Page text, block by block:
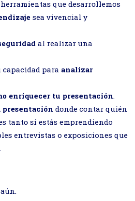
que desarrollemos
sea vivencial y
al realizar una
para analizar
enriquecer tu presentación.
presentación donde contar quién
tanto si estás emprendiendo
entrevistas o exposiciones que